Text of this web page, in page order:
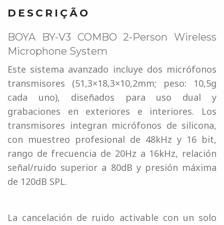
DESCRIÇÃO
BOYA BY-V3 COMBO 2-Person Wireless
Microphone System
Este sistema avanzado incluye dos micrófonos
transmisores (51,3×18,3×10,2mm; peso: 10,5g
cada uno), diseñados para uso dual y
grabaciones en exteriores e interiores. Los
transmisores integran micrófonos de silicona,
con muestreo profesional de 48kHz y 16 bit,
rango de frecuencia de 20Hz a 16kHz, relación
señal/ruido superior a 80dB y presión máxima
de 120dB SPL.
La cancelación de ruido activable con un solo